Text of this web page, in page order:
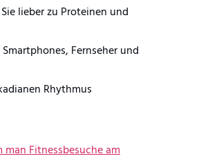
lieber zu Proteinen und
Fernseher und
Rhythmus
man Fitnessbesuche am